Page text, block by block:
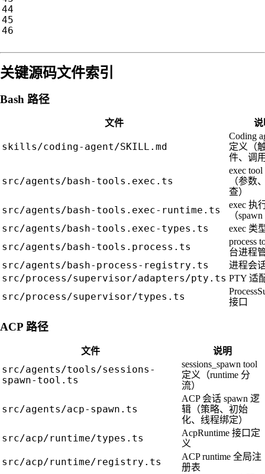
关键源码文件索引
Bash 路径
文件 说
skills/coding-agent/SKILL.md
Coding
定义（
件、调
src/agents/bash-tools.exec.ts
exec
（参数
查）
src/agents/bash-tools.exec-runtime.ts
exec 执
（
src/agents/bash-tools.exec-types.ts exec 类
src/agents/bash-tools.process.ts
process
台进程
src/agents/bash-process-registry.ts 进程会
src/process/supervisor/adapters/pty.ts PTY 适
src/process/supervisor/types.ts
接口
ACP 路径
文件 说明
src/agents/tools/sessions-
spawn-tool.ts
sessions_spawn tool
定义（runtime 分
流）
src/agents/acp-spawn.ts
ACP 会话 spawn 逻
辑（策略、初始
化、线程绑定）
src/acp/runtime/types.ts
AcpRuntime 接口定
义
src/acp/runtime/registry.ts
ACP runtime 全局注
册表